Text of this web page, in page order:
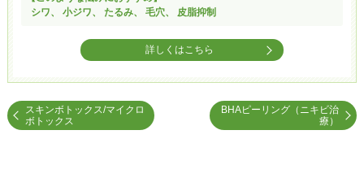
シワ、 小ジワ、 たるみ、 毛穴、 皮脂抑制​
詳しくはこちら
BHAピーリング（ニキビ治
療）
スキンボトックス/マイクロ
ボトックス